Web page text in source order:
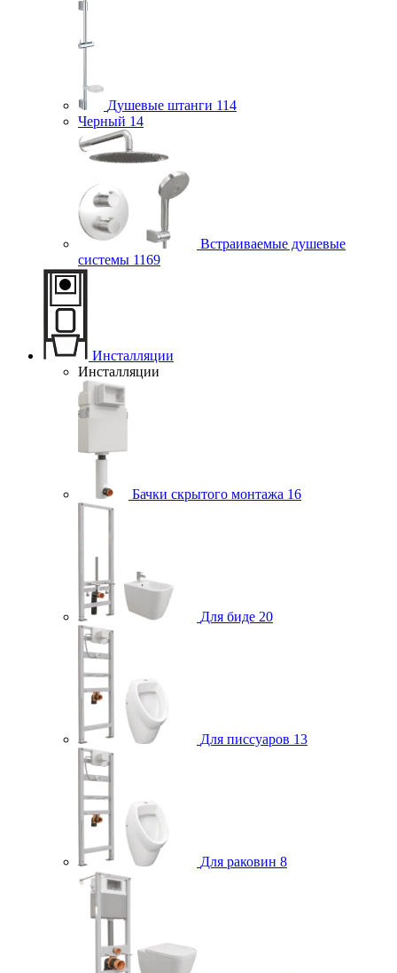
Душевые штанги 114
Черный 14
Встраиваемые душевые
системы 1169
Инсталляции
Инсталляции
Бачки скрытого монтажа 16
Для биде 20
Для писсуаров 13
Для раковин 8